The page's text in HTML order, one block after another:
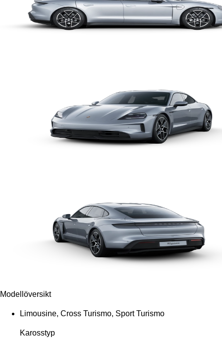
Modellöversikt
Limousine, Cross Turismo, Sport Turismo
Karosstyp